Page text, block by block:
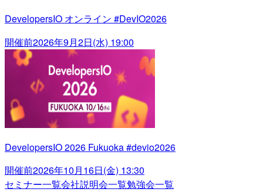
DevelopersIO オンライン #DevIO2026
開催前2026年9月2日(水) 19:00
DevelopersIO 2026 Fukuoka #devio2026
開催前2026年10月16日(金) 13:30
セミナー一覧会社説明会一覧勉強会一覧